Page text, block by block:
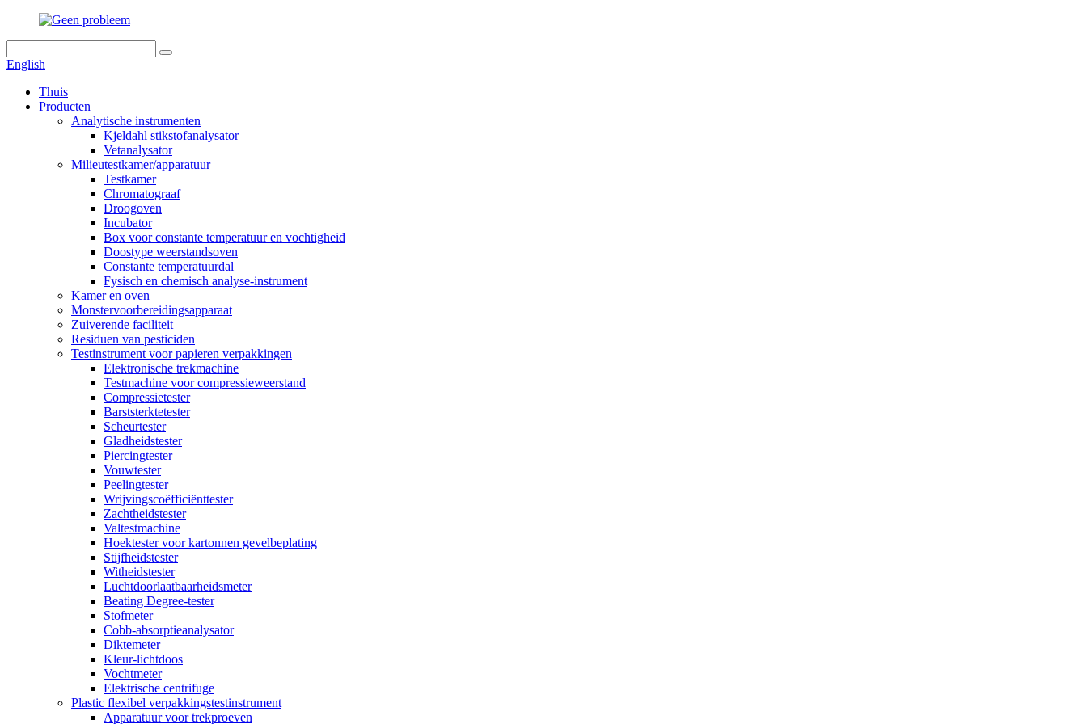
English
Thuis
Producten
Analytische instrumenten
Kjeldahl stikstofanalysator
Vetanalysator
Milieutestkamer/apparatuur
Testkamer
Chromatograaf
Droogoven
Incubator
Box voor constante temperatuur en vochtigheid
Doostype weerstandsoven
Constante temperatuurdal
Fysisch en chemisch analyse-instrument
Kamer en oven
Monstervoorbereidingsapparaat
Zuiverende faciliteit
Residuen van pesticiden
Testinstrument voor papieren verpakkingen
Elektronische trekmachine
Testmachine voor compressieweerstand
Compressietester
Barststerktetester
Scheurtester
Gladheidstester
Piercingtester
Vouwtester
Peelingtester
Wrijvingscoëfficiënttester
Zachtheidstester
Valtestmachine
Hoektester voor kartonnen gevelbeplating
Stijfheidstester
Witheidstester
Luchtdoorlaatbaarheidsmeter
Beating Degree-tester
Stofmeter
Cobb-absorptieanalysator
Diktemeter
Kleur-lichtdoos
Vochtmeter
Elektrische centrifuge
Plastic flexibel verpakkingstestinstrument
Apparatuur voor trekproeven